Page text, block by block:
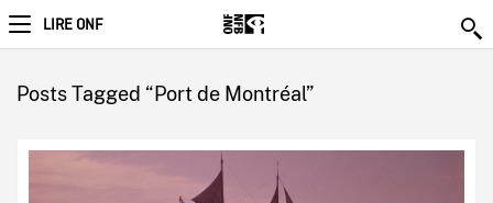
LIRE ONF
Posts Tagged “Port de Montréal”